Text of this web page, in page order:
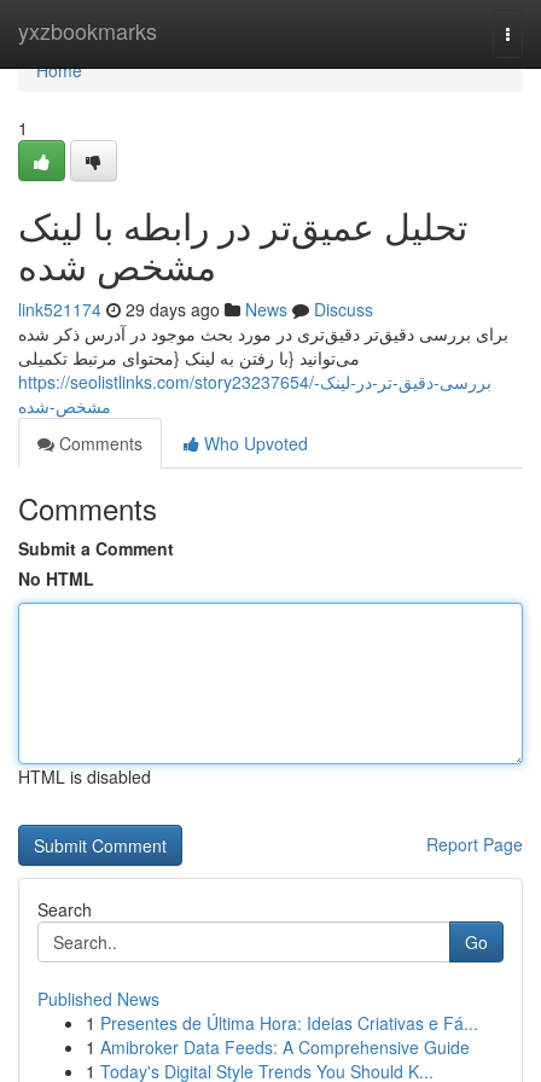
yxzbookmarks
Home
Home
1
تحلیل عمیق‌تر در رابطه با لینک
مشخص شده
link521174 29 days ago News
Discuss
برای بررسی دقیق‌تر دقیق‌تری در مورد بحث موجود در آدرس ذکر شده
می‌توانید {با رفتن به لینک {محتوای مرتبط تکمیلی
https://seolistlinks.com/story23237654/بررسی-دقیق-تر-در-لینک-
مشخص-شده
Comments
Who Upvoted
Comments
Submit a Comment
No HTML
HTML is disabled
Report Page
Search
Go
Published News
1 Presentes de Última Hora: Ideias Criativas e Fá...
1 Amibroker Data Feeds: A Comprehensive Guide
1 Today's Digital Style Trends You Should K...